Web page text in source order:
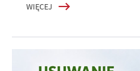
WIĘCEJ